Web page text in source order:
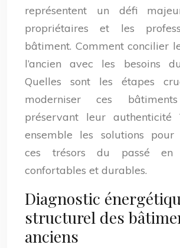
représentent un défi
propriétaires et les
bâtiment. Comment concilier
l’ancien avec les besoins
Quelles sont les étapes
moderniser ces
préservant leur authenticité
ensemble les solutions pour
ces trésors du passé en
confortables et durables.
Diagnostic
structurel des
anciens